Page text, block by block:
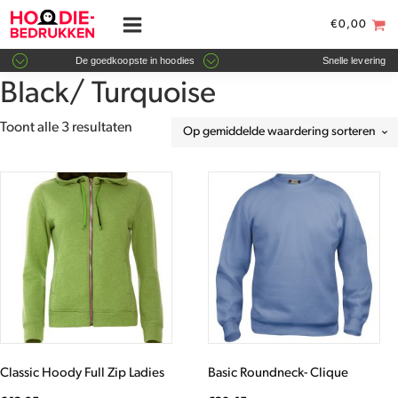
€0,00
De goedkoopste in hoodies Snelle levering
Black/ Turquoise
Toont alle 3 resultaten Gesorteerd
waardering
Classic Hoody Full Zip Ladies
product
heeft
meerdere
variaties.
Deze
optie
gekozen
op
de
Basic Roundneck- Clique
product
heeft
meerdere
variaties.
Deze
optie
kan
gekozen
op
de